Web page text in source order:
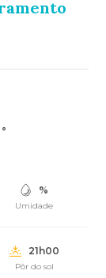
°
%
Umidade
21h00
Pôr do sol